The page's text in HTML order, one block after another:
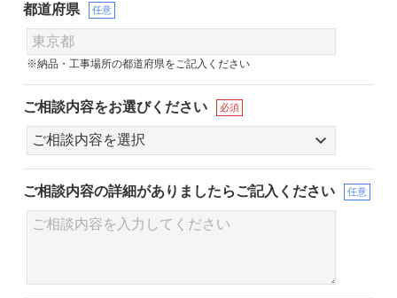
都道府県 任意
※納品・工事場所の都道府県をご記入ください
ご相談内容をお選びください 必須
ご相談内容の詳細がありましたらご記入ください 任意